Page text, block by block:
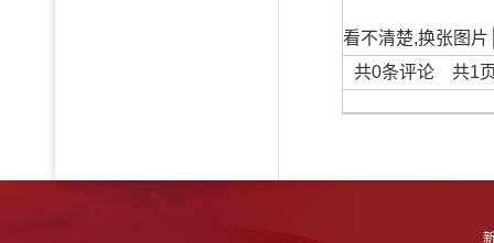
看不清楚,换张图片
共0条评论 共1